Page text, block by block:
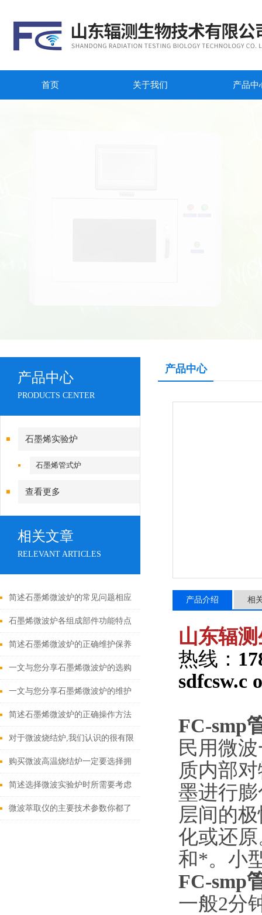
首页 关于我们 产品中
产品中心
PRODUCTS CENTER
石墨烯实验炉
石墨烯管式炉
查看更多
相关文章
RELEVANT ARTICLES
简述石墨烯微波炉的常见问题相应
解决方法
石墨烯微波炉各组成部件功能特点
的详细介绍
简述石墨烯微波炉的正确维护保养
方法
一文与您分享石墨烯微波炉的选购
注意事项
一文与您分享石墨烯微波炉的维护
保养方法
简述石墨烯微波炉的正确操作方法
对于微波烧结炉,我们认识的很有限
购买微波高温烧结炉一定要选择拥
有这些配置和功能的设备
简述选择微波实验炉时所需要考虑
的关键因素
微波萃取仪的主要技术参数你都了
产品中心
产品介绍 相
山东辐
热线：
sdfcsw.c
FC-smp
民用微
质内部
墨进行
层间的
化或还
和*。小
FC-smp
一般2分